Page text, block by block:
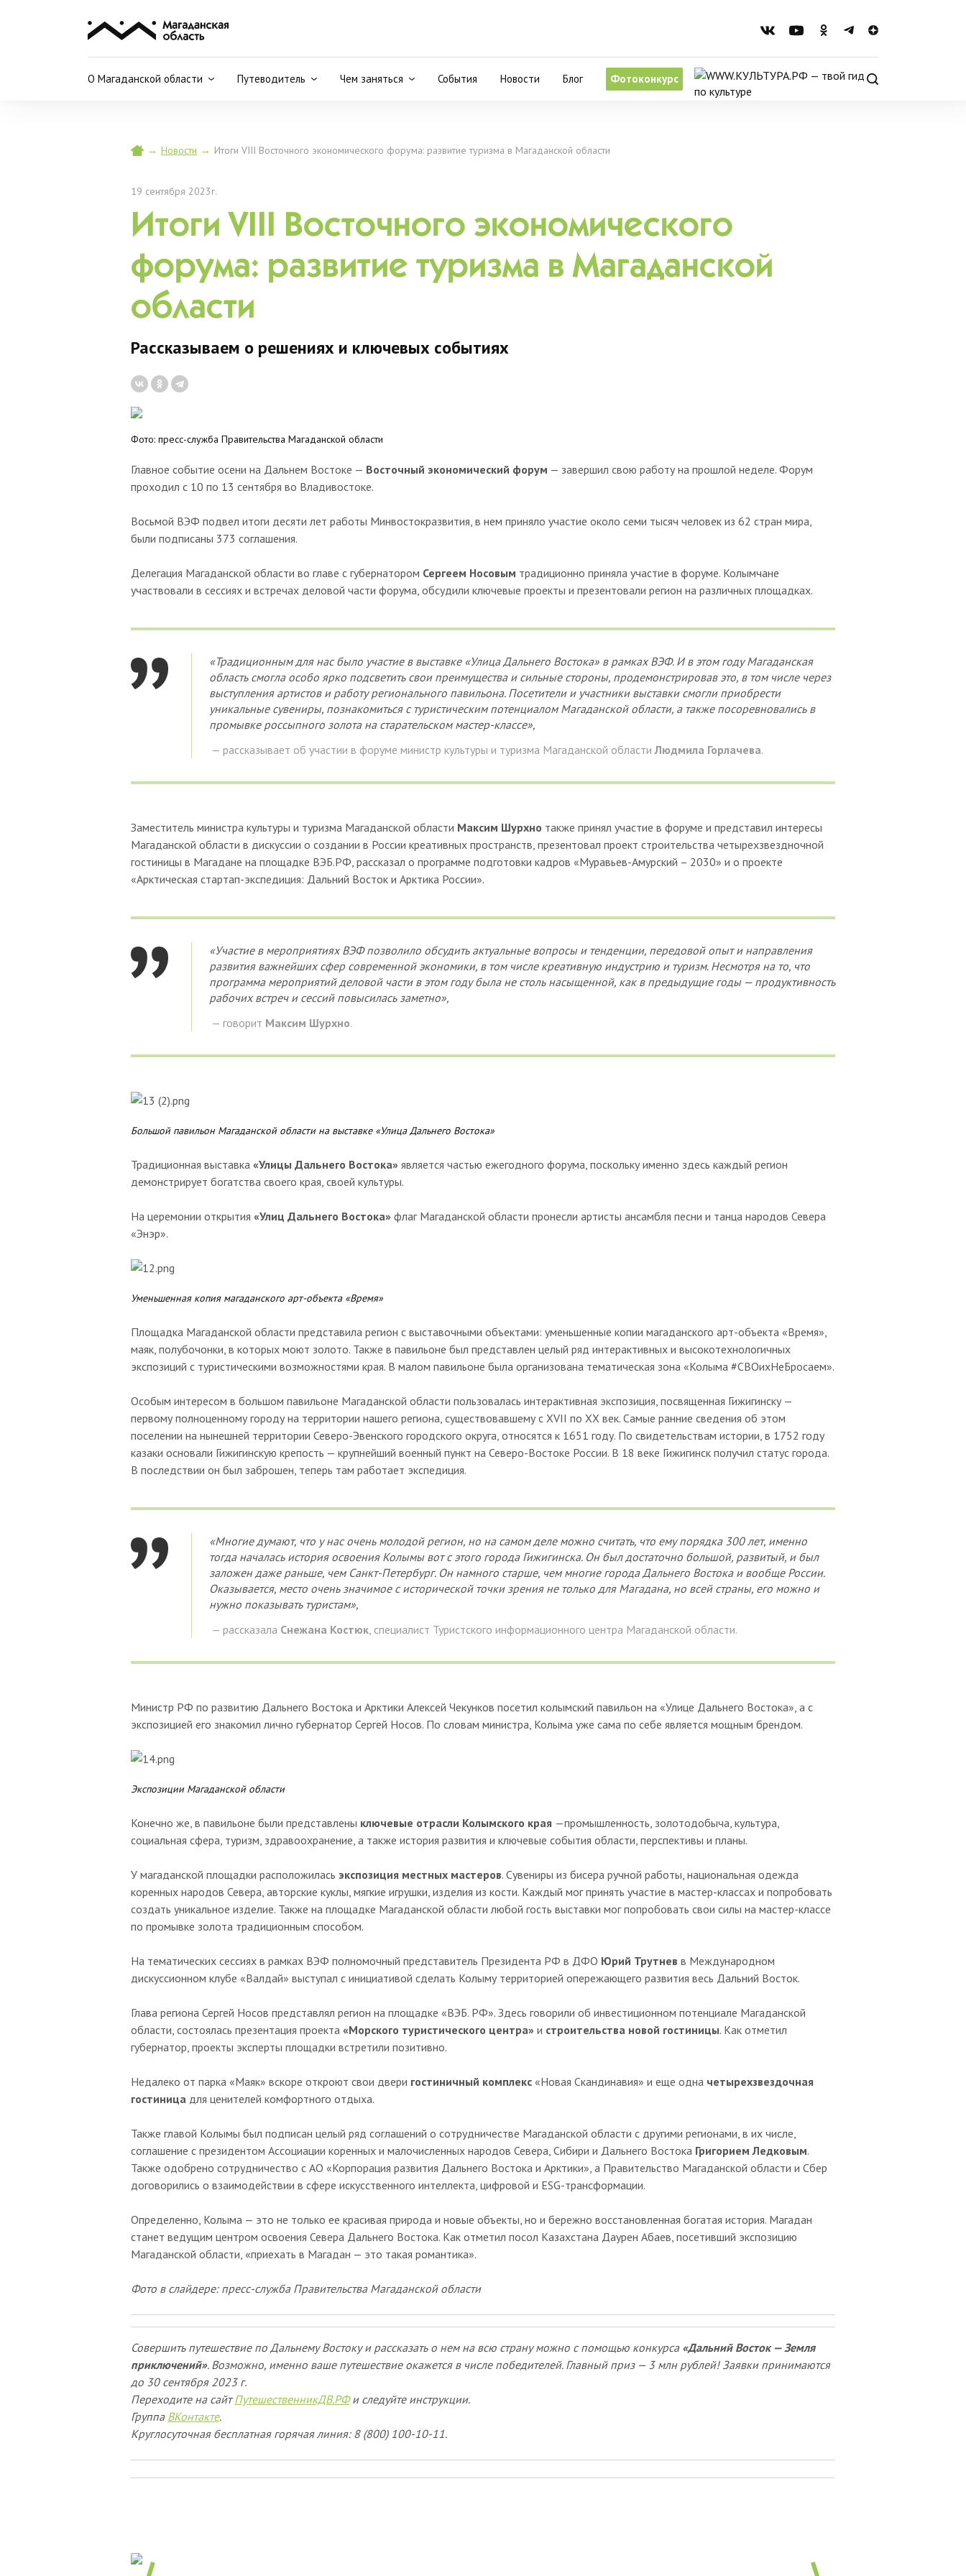
О Магаданской области Путеводитель Чем заняться События Новости Блог Фотоконкурс
→ Новости → Итоги VIII Восточного экономического форума: развитие туризма в Магаданской области
19 сентября 2023г.
Итоги VIII Восточного экономического
форума: развитие туризма в Магаданской
области
Рассказываем о решениях и ключевых событиях
Фото: пресс-служба Правительства Магаданской области
Главное событие осени на Дальнем Востоке — Восточный экономический форум — завершил свою работу на прошлой неделе. Форум
проходил с 10 по 13 сентября во Владивостоке.
Восьмой ВЭФ подвел итоги десяти лет работы Минвостокразвития, в нем приняло участие около семи тысяч человек из 62 стран мира,
были подписаны 373 соглашения.
Делегация Магаданской области во главе с губернатором Сергеем Носовым традиционно приняла участие в форуме. Колымчане
участвовали в сессиях и встречах деловой части форума, обсудили ключевые проекты и презентовали регион на различных площадках.
«Традиционным для нас было участие в выставке «Улица Дальнего Востока» в рамках ВЭФ. И в этом году Магаданская
область смогла особо ярко подсветить свои преимущества и сильные стороны, продемонстрировав это, в том числе через
выступления артистов и работу регионального павильона. Посетители и участники выставки смогли приобрести
уникальные сувениры, познакомиться с туристическим потенциалом Магаданской области, а также посоревновались в
промывке россыпного золота на старательском мастер-классе»,
— рассказывает об участии в форуме министр культуры и туризма Магаданской областиЛюдмила Горлачева.
Заместитель министра культуры и туризма Магаданской области Максим Шурхно также принял участие в форуме и представил интересы
Магаданской области в дискуссии о создании в России креативных пространств, презентовал проект строительства четырехзвездночной
гостиницы в Магадане на площадке ВЭБ.РФ, рассказал о программе подготовки кадров «Муравьев-Амурский – 2030» и о проекте
«Арктическая стартап-экспедиция: Дальний Восток и Арктика России».
«Участие в мероприятиях ВЭФ позволило обсудить актуальные вопросы и тенденции, передовой опыт и направления
развития важнейших сфер современной экономики, в том числе креативную индустрию и туризм. Несмотря на то, что
программа мероприятий деловой части в этом году была не столь насыщенной, как в предыдущие годы — продуктивность
рабочих встреч и сессий повысилась заметно»,
— говорит Максим Шурхно.
Большой павильон Магаданской области на выставке «Улица Дальнего Востока»
Традиционная выставка «Улицы Дальнего Востока» является частью ежегодного форума, поскольку именно здесь каждый регион
демонстрирует богатства своего края, своей культуры.
На церемонии открытия «Улиц Дальнего Востока» флаг Магаданской области пронесли артисты ансамбля песни и танца народов Севера
«Энэр».
Уменьшенная копия магаданского арт-объекта «Время»
Площадка Магаданской области представила регион с выставочными объектами: уменьшенные копии магаданского арт-объекта «Время»,
маяк, полубочонки, в которых моют золото. Также в павильоне был представлен целый ряд интерактивных и высокотехнологичных
экспозиций с туристическими возможностями края. В малом павильоне была организована тематическая зона «Колыма #СВОихНеБросаем».
Особым интересом в большом павильоне Магаданской области пользовалась интерактивная экспозиция, посвященная Гижигинску —
первому полноценному городу на территории нашего региона, существовавшему с XVII по XX век. Самые ранние сведения об этом
поселении на нынешней территории Северо-Эвенского городского округа, относятся к 1651 году. По свидетельствам истории, в 1752 году
казаки основали Гижигинскую крепость — крупнейший военный пункт на Северо-Востоке России. В 18 веке Гижигинск получил статус города.
В последствии он был заброшен, теперь там работает экспедиция.
«Многие думают, что у нас очень молодой регион, но на самом деле можно считать, что ему порядка 300 лет, именно
тогда началась история освоения Колымы вот с этого города Гижигинска. Он был достаточно большой, развитый, и был
заложен даже раньше, чем Санкт-Петербург. Он намного старше, чем многие города Дальнего Востока и вообще России.
Оказывается, место очень значимое с исторической точки зрения не только для Магадана, но всей страны, его можно и
нужно показывать туристам»,
— рассказала Снежана Костюк, специалист Туристского информационного центра Магаданской области.
Министр РФ по развитию Дальнего Востока и Арктики Алексей Чекунков посетил колымский павильон на «Улице Дальнего Востока», а с
экспозицией его знакомил лично губернатор Сергей Носов. По словам министра, Колыма уже сама по себе является мощным брендом.
Экспозиции Магаданской области
Конечно же, в павильоне были представлены ключевые отрасли Колымского края —промышленность, золотодобыча, культура,
социальная сфера, туризм, здравоохранение, а также история развития и ключевые события области, перспективы и планы.
У магаданской площадки расположилась экспозиция местных мастеров. Сувениры из бисера ручной работы, национальная одежда
коренных народов Севера, авторские куклы, мягкие игрушки, изделия из кости. Каждый мог принять участие в мастер-классах и попробовать
создать уникальное изделие. Также на площадке Магаданской области любой гость выставки мог попробовать свои силы на мастер-классе
по промывке золота традиционным способом.
На тематических сессиях в рамках ВЭФ полномочный представитель Президента РФ в ДФО Юрий Трутнев в Международном
дискуссионном клубе «Валдай» выступал с инициативой сделать Колыму территорией опережающего развития весь Дальний Восток.
Глава региона Сергей Носов представлял регион на площадке «ВЭБ. РФ». Здесь говорили об инвестиционном потенциале Магаданской
области, состоялась презентация проекта «Морского туристического центра» и строительства новой гостиницы. Как отметил
губернатор, проекты эксперты площадки встретили позитивно.
Недалеко от парка «Маяк» вскоре откроют свои двери гостиничный комплекс «Новая Скандинавия» и еще одна четырехзвездочная
гостиница для ценителей комфортного отдыха.
Также главой Колымы был подписан целый ряд соглашений о сотрудничестве Магаданской области с другими регионами, в их числе,
соглашение с президентом Ассоциации коренных и малочисленных народов Севера, Сибири и Дальнего Востока Григорием Ледковым.
Также одобрено сотрудничество с АО «Корпорация развития Дальнего Востока и Арктики», а Правительство Магаданской области и Сбер
договорились о взаимодействии в сфере искусственного интеллекта, цифровой и ESG-трансформации.
Определенно, Колыма — это не только ее красивая природа и новые объекты, но и бережно восстановленная богатая история. Магадан
станет ведущим центром освоения Севера Дальнего Востока. Как отметил посол Казахстана Даурен Абаев, посетивший экспозицию
Магаданской области, «приехать в Магадан — это такая романтика».
Фото в слайдере: пресс-служба Правительства Магаданской области
Совершить путешествие по Дальнему Востоку и рассказать о нем на всю страну можно с помощью конкурса «Дальний Восток — Земля
приключений». Возможно, именно ваше путешествие окажется в числе победителей. Главный приз — 3 млн рублей! Заявки принимаются
до 30 сентября 2023 г.
Переходите на сайтПутешественникДВ.РФи следуйте инструкции.
Группа ВКонтакте.
Круглосуточная бесплатная горячая линия: 8 (800) 100-10-11.